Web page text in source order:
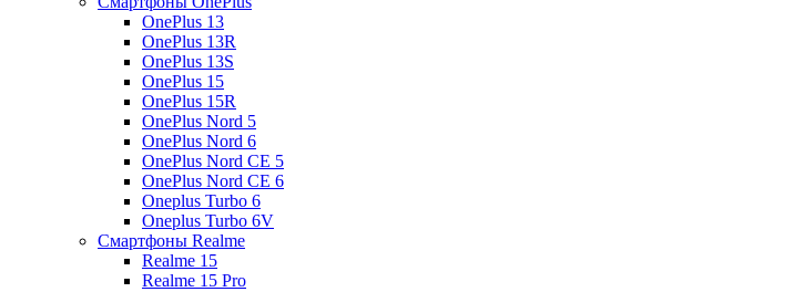
OnePlus 13
OnePlus 13R
OnePlus 13S
OnePlus 15
OnePlus 15R
OnePlus Nord 5
OnePlus Nord 6
OnePlus Nord CE 5
OnePlus Nord CE 6
Oneplus Turbo 6
Oneplus Turbo 6V
Смартфоны Realme
Realme 15
Realme 15 Pro